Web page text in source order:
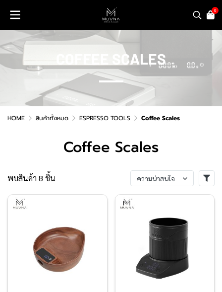
0
COFFEE SCALES
HOME สินค้าทั้งหมด ESPRESSO TOOLS Coffee Scales
Coffee Scales
พบสินค้า 8 ชิ้น ความน่าสนใจ